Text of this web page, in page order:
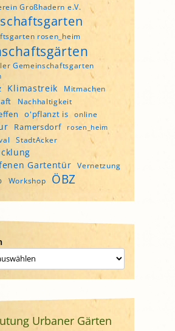
Großhadern e.V.
rosen_heim
Gemeinschaftsgarten
Klimastreik Mitmachen
Nachhaltigkeit
o'pflanzt is online
Ramersdorf rosen_heim
StadtAcker
Gartentür
Vernetzung
Workshop ÖBZ
Urbaner Gärten